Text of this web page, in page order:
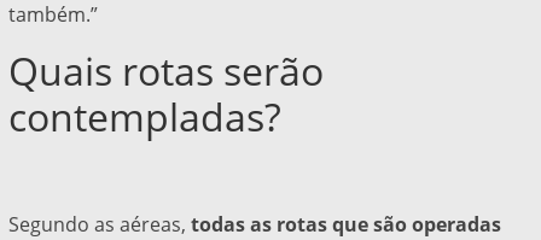
também.”
Quais rotas serão
contempladas?
Segundo as aéreas, todas as rotas que são operadas